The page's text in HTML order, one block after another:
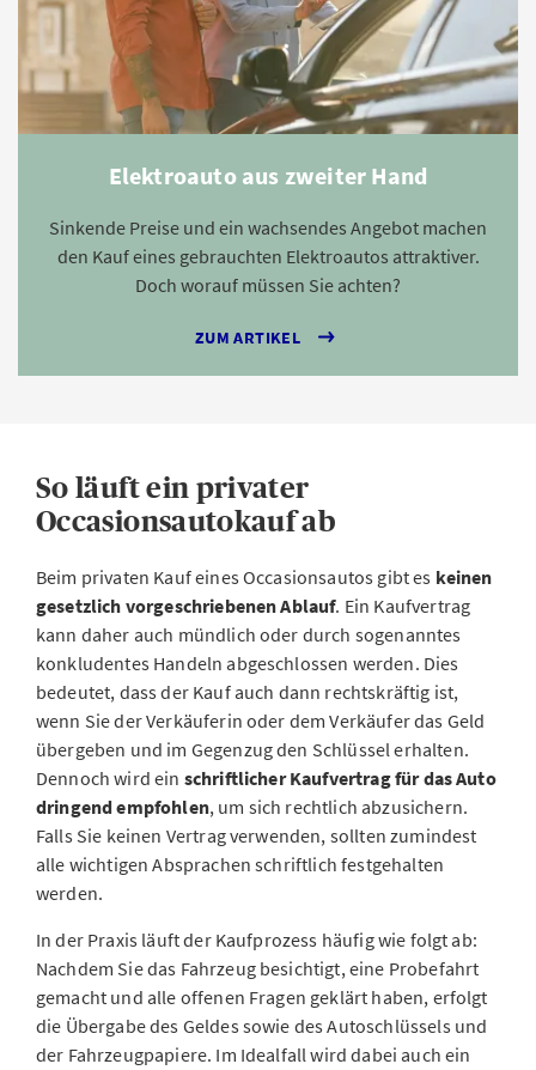
Elektroauto aus zweiter Hand
Sinkende Preise und ein wachsendes Angebot machen
den Kauf eines gebrauchten Elektroautos attraktiver.
Doch worauf müssen Sie achten?
ZUM ARTIKEL
So läuft ein privater
Occasionsautokauf ab
Beim privaten Kauf eines Occasionsautos gibt es keinen
gesetzlich vorgeschriebenen Ablauf. Ein Kaufvertrag
kann daher auch mündlich oder durch sogenanntes
konkludentes Handeln abgeschlossen werden. Dies
bedeutet, dass der Kauf auch dann rechtskräftig ist,
wenn Sie der Verkäuferin oder dem Verkäufer das Geld
übergeben und im Gegenzug den Schlüssel erhalten.
Dennoch wird ein schriftlicher Kaufvertrag für das Auto
dringend empfohlen, um sich rechtlich abzusichern.
Falls Sie keinen Vertrag verwenden, sollten zumindest
alle wichtigen Absprachen schriftlich festgehalten
werden.
In der Praxis läuft der Kaufprozess häufig wie folgt ab:
Nachdem Sie das Fahrzeug besichtigt, eine Probefahrt
gemacht und alle offenen Fragen geklärt haben, erfolgt
die Übergabe des Geldes sowie des Autoschlüssels und
der Fahrzeugpapiere. Im Idealfall wird dabei auch ein